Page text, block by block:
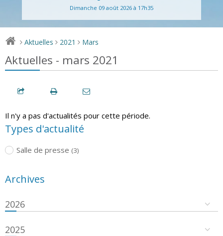
Dimanche 09 août 2026 à 17h35
> Aktuelles > 2021 > Mars
Aktuelles - mars 2021
Il n'y a pas d'actualités pour cette période.
Types d'actualité
Salle de presse (3)
Archives
2026
2025